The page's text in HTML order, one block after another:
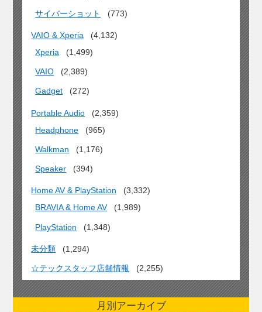
サイバーショット (773)
VAIO & Xperia
(4,132)
Xperia
(1,499)
VAIO (2,389)
Gadget (272)
Portable Audio
(2,359)
Headphone
(965)
Walkman (1,176)
Speaker (394)
Home AV & PlayStation
(3,332)
BRAVIA & Home AV
(1,989)
PlayStation (1,348)
未分類 (1,294)
☆テックスタッフ店舗情報 (2,255)
月別アーカイブ